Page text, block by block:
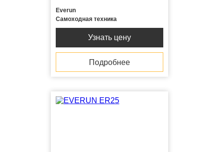
Everun
Самоходная техника
Узнать цену
Подробнее